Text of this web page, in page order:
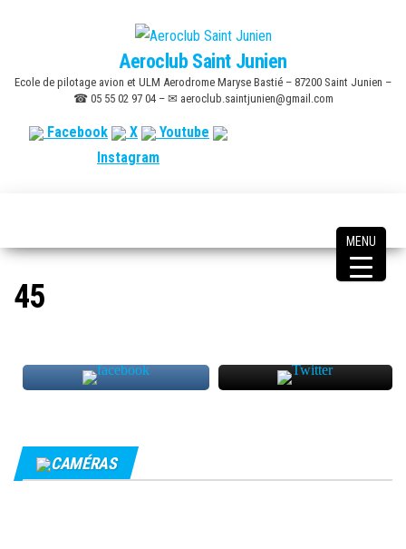
content
Aeroclub Saint Junien
Ecole de pilotage avion et ULM Aerodrome Maryse Bastié – 87200 Saint Junien –
☎ 05 55 02 97 04 – ✉ aeroclub.saintjunien@gmail.com
Facebook X
Youtube
Instagram
45
CAMÉRAS
MENU